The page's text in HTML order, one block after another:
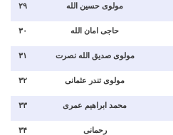
۲۹ مولوی حسین الله
۳۰ حاجی امان الله
۳۱ مولوی صدیق الله نصرت
۳۲ مولوی تندر عثمانی
۳۳ محمد ابراهیم عمری
۳۴ رحمانی